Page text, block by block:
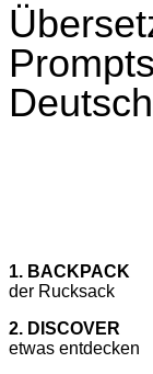
1. BACKPACK
der Rucksack
2. DISCOVER
etwas entdecken